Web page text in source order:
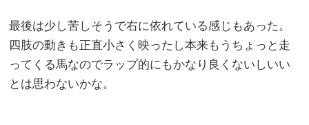
最後は少し苦しそうで右に依れている感じもあった。
四肢の動きも正直小さく映ったし本来もうちょっと走
ってくる馬なのでラップ的にもかなり良くないしいい
とは思わないかな。